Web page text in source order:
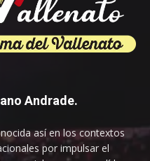
Andrade.
así en los contextos
por impulsar el